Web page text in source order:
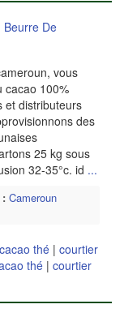
Beurre De
vous
cacao 100%
et distributeurs
des
25 kg sous
32-35°c. id ...
: Cameroun
thé | courtier
thé | courtier